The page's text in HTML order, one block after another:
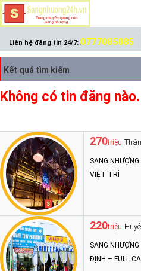
Liên hệ đăng tin 24/7: 0777085085
Kết quả tìm kiếm
Không có tin đăng nào.
270triệu
SANG
VIỆT TRÌ
220triệu
SANG
ĐỊNH – FULL